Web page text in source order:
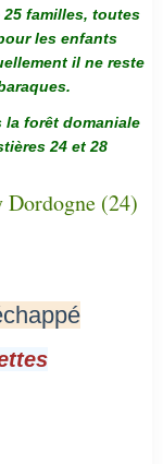
25 familles, toutes
les enfants
il ne reste
forêt domaniale
24 et 28